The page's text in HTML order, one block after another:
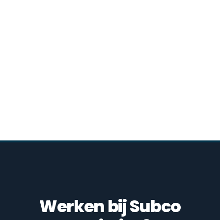
Werken bij Subco